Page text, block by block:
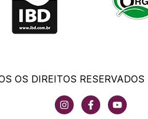
OS DIREITOS RESERVADOS |